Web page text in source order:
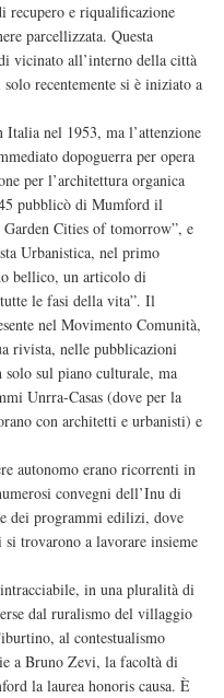
recupero e riqualificazione
parcellizzata. Questa
vicinato all’interno della città
recentemente si è iniziato a
nel 1953, ma l’attenzione
dopoguerra per opera
per l’architettura organica
pubblicò di Mumford il
Garden Cities of tomorrow”, e
Urbanistica, nel primo
bellico, un articolo di
le fasi della vita”. Il
nel Movimento Comunità,
rivista, nelle pubblicazioni
solo sul piano culturale, ma
Unrra-Casas (dove per la
con architetti e urbanisti) e
autonomo erano ricorrenti in
convegni dell’Inu di
dei programmi edilizi, dove
trovarono a lavorare insieme
in una pluralità di
dal ruralismo del villaggio
al contestualismo
a Bruno Zevi, la facoltà di
la laurea honoris causa. È